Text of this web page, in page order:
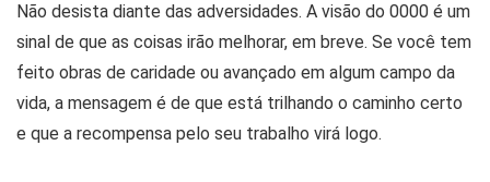
Não desista diante das adversidades. A visão do 0000 é um
sinal de que as coisas irão melhorar, em breve. Se você tem
feito obras de caridade ou avançado em algum campo da
vida, a mensagem é de que está trilhando o caminho certo
e que a recompensa pelo seu trabalho virá logo.